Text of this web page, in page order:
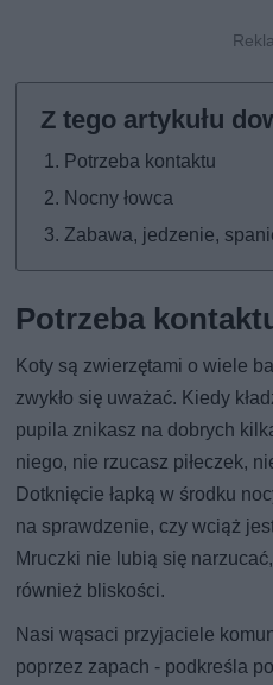
Potrzeba kontaktu
Nocny łowca
Zabawa, jedzenie,
Potrzeba
Koty są zwierzętami o wiele
zwykło się uważać. Kiedy
pupila znikasz na dobrych
niego, nie rzucasz piłeczek,
Dotknięcie łapką w środku
na sprawdzenie, czy wciąż
Mruczki nie lubią się
również bliskości.
Nasi wąsaci przyjaciele
poprzez zapach - podkreśla